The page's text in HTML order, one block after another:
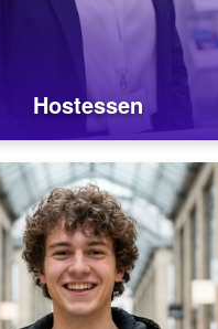
Hostessen